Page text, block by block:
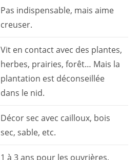
Pas indispensable, mais aime
creuser.
Vit en contact avec des plantes,
herbes, prairies, forêt… Mais la
plantation est déconseillée
dans le nid.
Décor sec avec cailloux, bois
sec, sable, etc.
1 à 3 ans pour les ouvrières,